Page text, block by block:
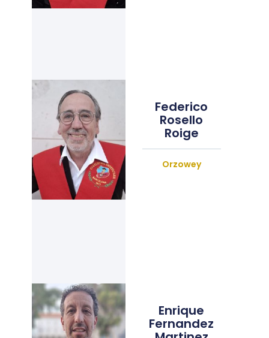
Federico
Rosello
Roige
Orzowey
Enrique
Fernandez